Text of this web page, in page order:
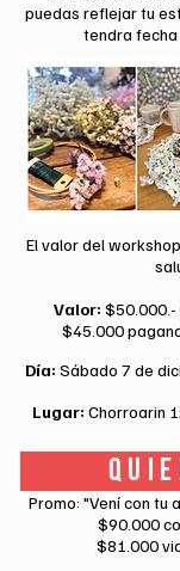
puedas reflejar tu
tendra fecha
El valor del
Valor:
$45.000
Día: Sábado 7 de
Lugar: Chorroarin
Promo: "Vení con tu
$90.000
$81.000